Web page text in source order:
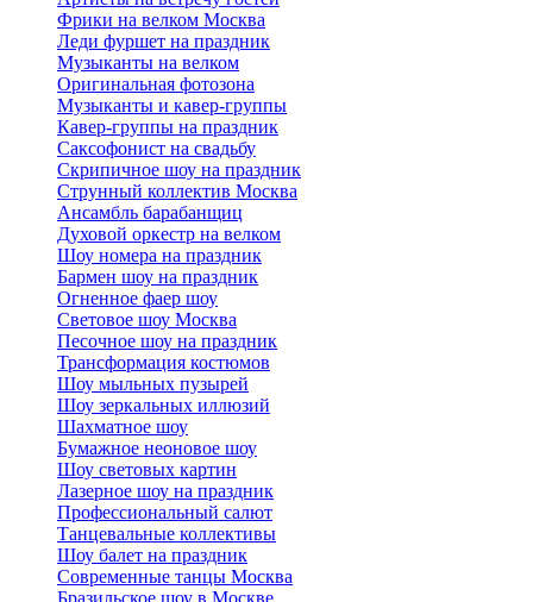
Фрики на велком Москва
Леди фуршет на праздник
Музыканты на велком
Оригинальная фотозона
Музыканты и кавер-группы
Кавер-группы на праздник
Саксофонист на свадьбу
Скрипичное шоу на праздник
Струнный коллектив Москва
Ансамбль барабанщиц
Духовой оркестр на велком
Шоу номера на праздник
Бармен шоу на праздник
Огненное фаер шоу
Световое шоу Москва
Песочное шоу на праздник
Трансформация костюмов
Шоу мыльных пузырей
Шоу зеркальных иллюзий
Шахматное шоу
Бумажное неоновое шоу
Шоу световых картин
Лазерное шоу на праздник
Профессиональный салют
Танцевальные коллективы
Шоу балет на праздник
Современные танцы Москва
Бразильское шоу в Москве